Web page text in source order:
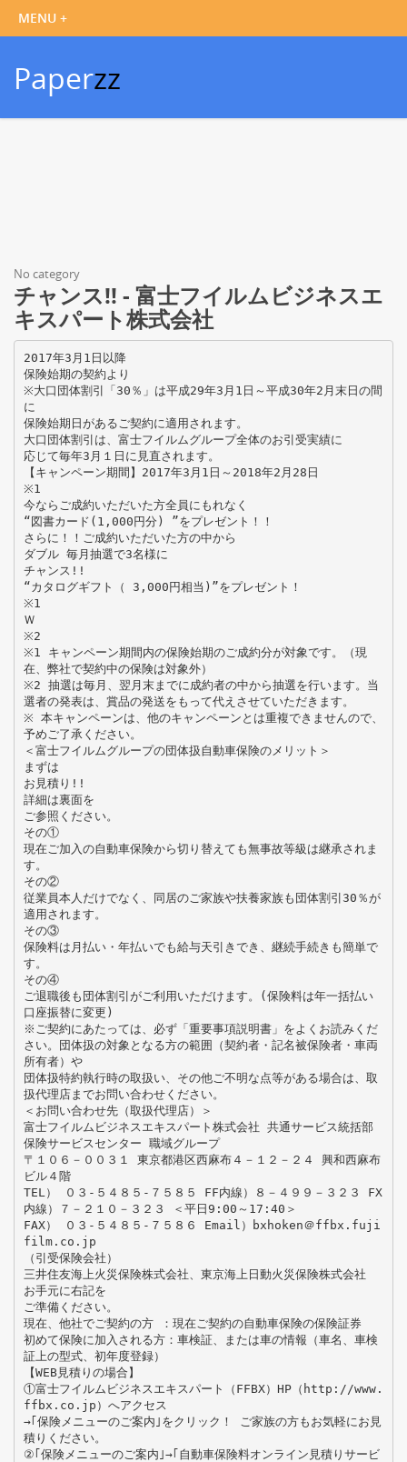
Paperzz
No category
チャンス!! - 富士フイルムビジネスエ
キスパート株式会社
2017年3月1日以降
保険始期の契約より
※大口団体割引「30％」は平成29年3月1日～平成30年2月末日の間
に
保険始期日があるご契約に適用されます。
大口団体割引は、富士フイルムグループ全体のお引受実績に
応じて毎年3月１日に見直されます。
【キャンペーン期間】2017年3月1日～2018年2月28日
※1
今ならご成約いただいた方全員にもれなく
“図書カード(1,000円分) ”をプレゼント！！
さらに！！ご成約いただいた方の中から
ダブル 毎月抽選で3名様に
チャンス!!
“カタログギフト（ 3,000円相当)”をプレゼント！
※1
Ｗ
※2
※1 キャンペーン期間内の保険始期のご成約分が対象です。（現
在、弊社で契約中の保険は対象外）
※2 抽選は毎月、翌月末までに成約者の中から抽選を⾏います。当
選者の発表は、賞品の発送をもって代えさせていただきます。
※ 本キャンペーンは、他のキャンペーンとは重複できませんので、
予めご了承ください。
＜富士フイルムグループの団体扱自動車保険のメリット＞
まずは
お見積り!!
詳細は裏面を
ご参照ください。
その①
現在ご加入の自動車保険から切り替えても無事故等級は継承されま
す。
その②
従業員本人だけでなく、同居のご家族や扶養家族も団体割引30％が
適用されます。
その③
保険料は月払い・年払いでも給与天引きでき、継続手続きも簡単で
す。
その④
ご退職後も団体割引がご利用いただけます。(保険料は年一括払い
口座振替に変更)
※ご契約にあたっては、必ず「重要事項説明書」をよくお読みくだ
さい。団体扱の対象となる方の範囲（契約者・記名被保険者・車両
所有者）や
団体扱特約執行時の取扱い、その他ご不明な点等がある場合は、取
扱代理店までお問い合わせください。
＜お問い合わせ先（取扱代理店）＞
富士フイルムビジネスエキスパート株式会社 共通サービス統括部
保険サービスセンター 職域グループ
〒１０６－００３１ 東京都港区西麻布４－１２－２４ 興和西麻布
ビル４階
TEL） ０３-５４８５-７５８５ FF内線）８－４９９－３２３ FX
内線）７－２１０－３２３ ＜平日9:00～17:40＞
FAX） ０３-５４８５-７５８６ Email）bxhoken＠ffbx.fuji
film.co.jp
（引受保険会社）
三井住友海上火災保険株式会社、東京海上日動火災保険株式会社
お手元に右記を
ご準備ください。
現在、他社でご契約の方 ：現在ご契約の自動車保険の保険証券
初めて保険に加入される方：車検証、または車の情報（車名、車検
証上の型式、初年度登録）
【WEB見積りの場合】
①富士フイルムビジネスエキスパート（FFBX）HP（http://www.
ffbx.co.jp）へアクセス
→｢保険メニューのご案内｣をクリック！ ご家族の方もお気軽にお見
積りください。
②｢保険メニューのご案内｣→｢自動車保険料オンライン見積りサービ